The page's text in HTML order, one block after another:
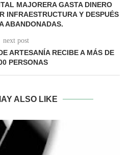
MAJORERA GASTA DINERO
INFRAESTRUCTURA Y DESPUÉS
ABANDONADAS.
next post
ARTESANÍA RECIBE A MÁS DE
PERSONAS
ALSO LIKE